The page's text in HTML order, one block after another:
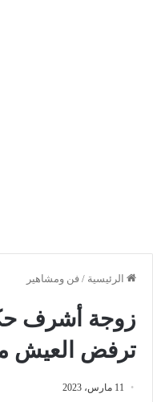
الرئيسية / فن ومشاهير
زوجة أشرف
ترفض العيش
11 مارس، 2023